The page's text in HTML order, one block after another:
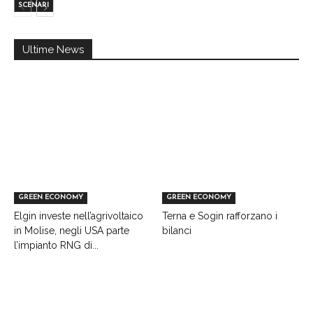
SCENARI
Ultime News
GREEN ECONOMY
Elgin investe nell’agrivoltaico
in Molise, negli USA parte
l’impianto RNG di...
GREEN ECONOMY
Terna e Sogin rafforzano i
bilanci